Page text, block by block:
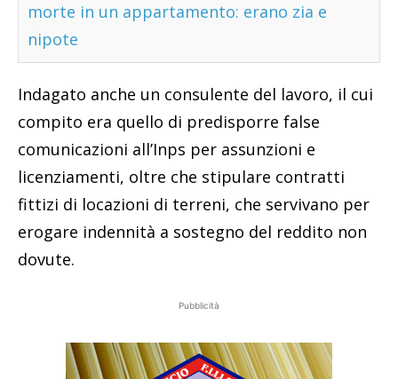
morte in un appartamento: erano zia e
nipote
Indagato anche un consulente del lavoro, il cui
compito era quello di predisporre false
comunicazioni all’Inps per assunzioni e
licenziamenti, oltre che stipulare contratti
fittizi di locazioni di terreni, che servivano per
erogare indennità a sostegno del reddito non
dovute.
Pubblicità